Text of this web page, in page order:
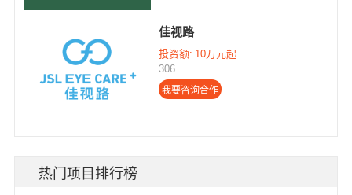
佳视路
投资额: 10万元起
306
热门项目排行榜